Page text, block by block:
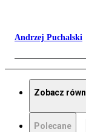
Andrzej Puchalski
Zobacz
Polecane